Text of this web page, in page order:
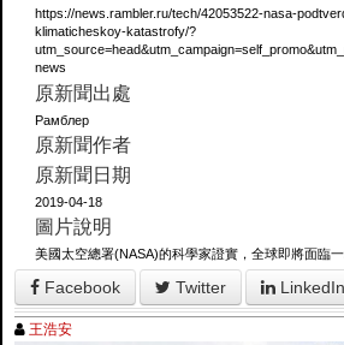
https://news.rambler.ru/tech/42053522-nasa-
klimaticheskoy-katastrofy/?
news
原新聞出處
Рамблер
原新聞作者
原新聞日期
2019-04-18
圖片說明
美國太空總署(NASA)的科學家證實，全球即將面臨一
Facebook Twitter LinkedIn
王浩安